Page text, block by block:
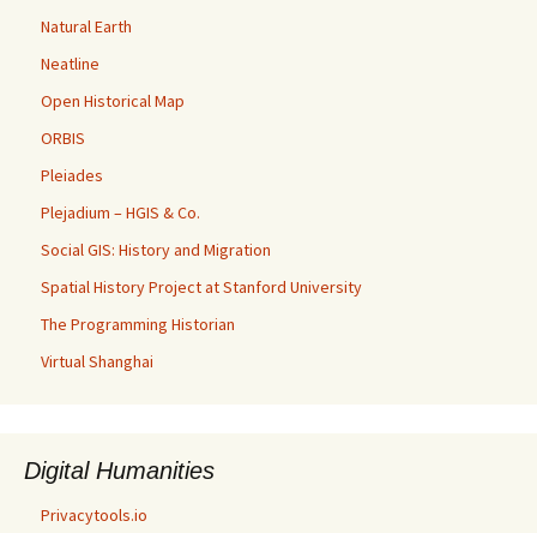
Natural Earth
Neatline
Open Historical Map
ORBIS
Pleiades
Plejadium – HGIS & Co.
Social GIS: History and Migration
Spatial History Project at Stanford University
The Programming Historian
Virtual Shanghai
Digital Humanities
Privacytools.io